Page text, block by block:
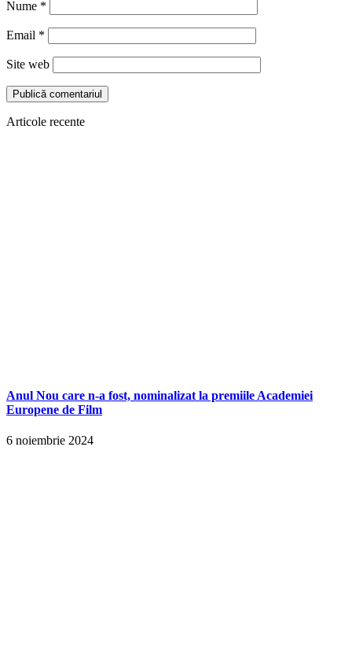
Nume *
Email *
Site web
Articole recente
Anul Nou care n-a fost, nominalizat la premiile Academiei
Europene de Film
6 noiembrie 2024